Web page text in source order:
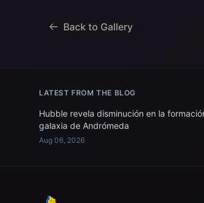
Back to Gallery
LATEST FROM THE BLOG
Hubble revela disminución en la
galaxia de Andrómeda
Aug 06, 2026